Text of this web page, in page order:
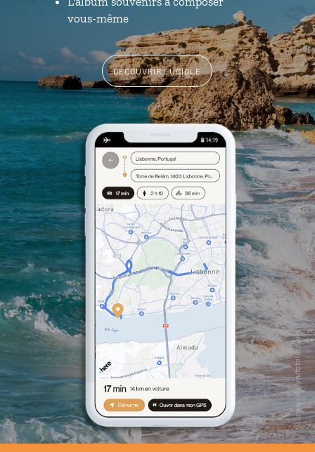
vous-même
DÉCOUVRIR LUCIOLE